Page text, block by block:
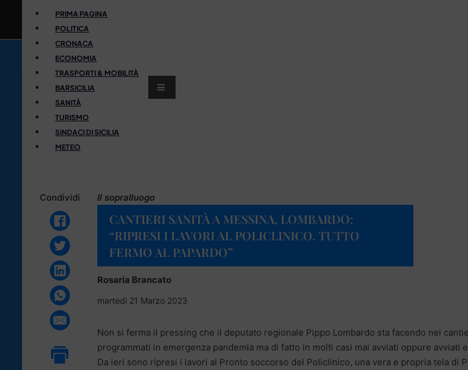
PRIMA PAGINA
POLITICA
CRONACA
ECONOMIA
TRASPORTI & MOBILITÀ
BARSICILIA
SANITÀ
TURISMO
SINDACI DI SICILIA
METEO
Condividi Il sopralluogo
CANTIERI SANITÀ A MESSINA, LOMBARDO:
“RIPRESI I LAVORI AL POLICLINICO. TUTTO
FERMO AL PAPARDO”
Rosaria Brancato
martedì 21 Marzo 2023
Non si ferma il pressing che il deputato regionale Pippo Lombardo sta facendo nei
programmati in emergenza pandemia ma di fatto in molti casi mai avviati oppure avviati
Da ieri sono ripresi i lavori al Pronto soccorso del Policlinico, una vera e propria tela di